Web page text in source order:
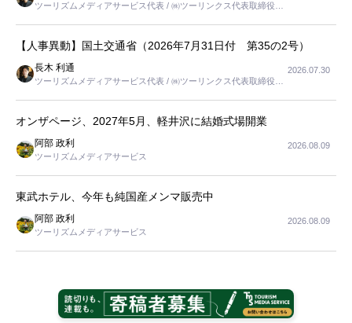
ツーリズムメディアサービス代表 / ㈱ツーリンクス代表取締役社
【人事異動】国土交通省（2026年7月31日付 第35の2号）
長木 利通
ツーリズムメディアサービス代表 / ㈱ツーリンクス代表取締役社
2026.07.30
オンザページ、2027年5月、軽井沢に結婚式場開業
阿部 政利
ツーリズムメディアサービス
2026.08.09
東武ホテル、今年も純国産メンマ販売中
阿部 政利
ツーリズムメディアサービス
2026.08.09